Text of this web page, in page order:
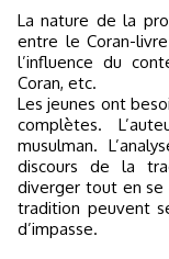
La nature de la
entre le Coran-
l’influence du
Coran, etc.
Les jeunes ont
complètes.
musulman.
discours de la
diverger tout en se
tradition peuvent
d’impasse.